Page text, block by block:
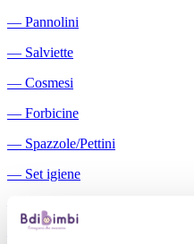
― Pannolini
― Salviette
― Cosmesi
― Forbicine
― Spazzole/Pettini
― Set igiene
Aspiratori nasali manuali